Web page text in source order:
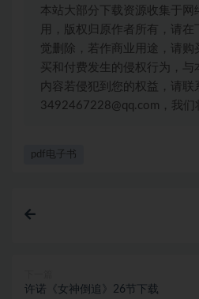
本站大部分下载资源收集于网
用，版权归原作者所有，请在
觉删除，若作商业用途，请购
买和付费发生的侵权行为，
内容若侵犯到您的权益，请联
3492467228@qq.com，我们
pdf电子书
许诺《女神倒追》26节下载